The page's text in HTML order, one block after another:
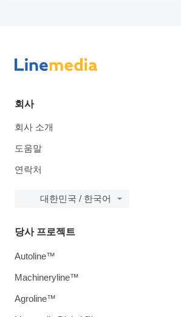
회사
회사 소개
도움말
연락처
대한민국 / 한국어
당사 프로젝트
Autoline™
Machineryline™
Agroline™